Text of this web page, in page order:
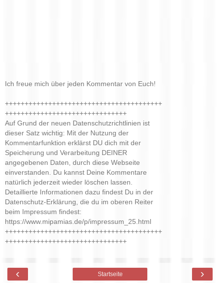
Ich freue mich über jeden Kommentar von Euch!
++++++++++++++++++++++++++++++++++++++++
+++++++++++++++++++++++++++++++
Auf Grund der neuen Datenschutzrichtlinien ist
dieser Satz wichtig: Mit der Nutzung der
Kommentarfunktion erklärst DU dich mit der
Speicherung und Verarbeitung DEINER
angegebenen Daten, durch diese Webseite
einverstanden. Du kannst Deine Kommentare
natürlich jederzeit wieder löschen lassen.
Detaillierte Informationen dazu findest Du in der
Datenschutz-Erklärung, die du im oberen Reiter
beim Impressum findest:
https://www.mipamias.de/p/impressum_25.html
++++++++++++++++++++++++++++++++++++++++
+++++++++++++++++++++++++++++++
‹ ›
Startseite